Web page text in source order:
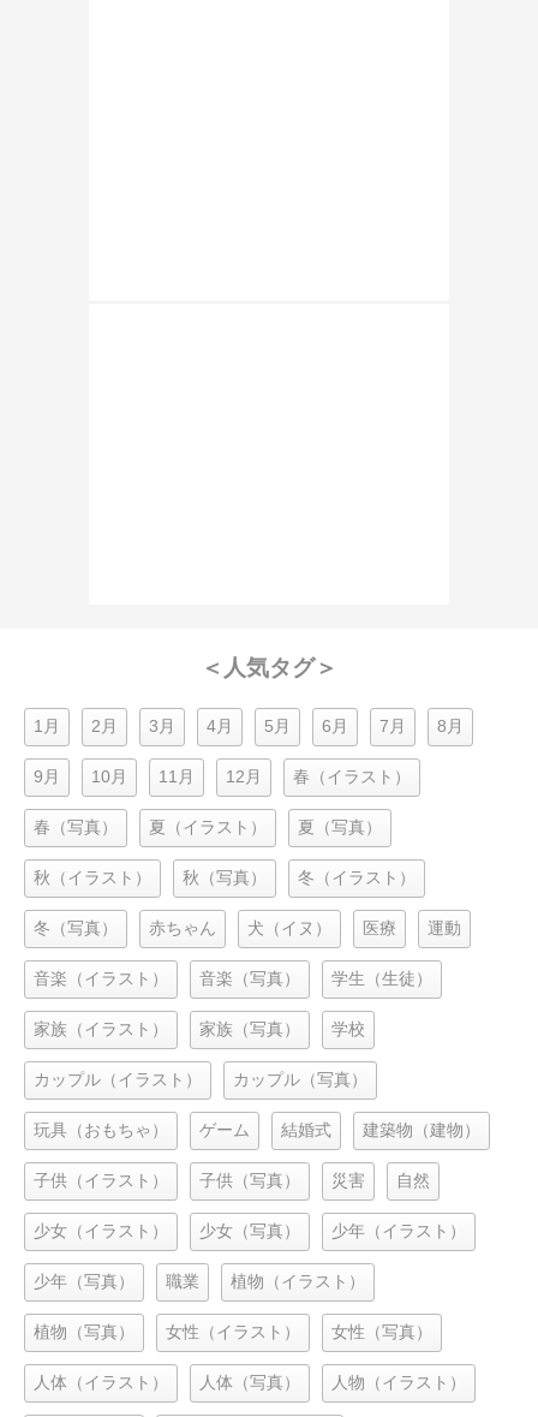
＜人気タグ＞
1月 2月 3月 4月 5月 6月 7月 8月
9月 10月 11月 12月 春（イラスト）
春（写真） 夏（イラスト） 夏（写真）
秋（イラスト） 秋（写真） 冬（イラスト）
冬（写真） 赤ちゃん 犬（イヌ） 医療 運動
音楽（イラスト） 音楽（写真） 学生（生徒）
家族（イラスト） 家族（写真） 学校
カップル（イラスト） カップル（写真）
玩具（おもちゃ） ゲーム 結婚式 建築物（建物）
子供（イラスト） 子供（写真） 災害 自然
少女（イラスト） 少女（写真） 少年（イラスト）
少年（写真） 職業 植物（イラスト）
植物（写真） 女性（イラスト） 女性（写真）
人体（イラスト） 人体（写真） 人物（イラスト）